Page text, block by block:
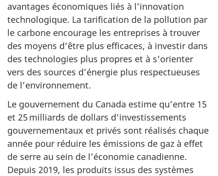
avantages économiques liés à l’innovation
technologique. La tarification de la pollution par
le carbone encourage les entreprises à trouver
des moyens d’être plus efficaces, à investir dans
des technologies plus propres et à s’orienter
vers des sources d’énergie plus respectueuses
de l’environnement.
Le gouvernement du Canada estime qu’entre 15
et 25 milliards de dollars d’investissements
gouvernementaux et privés sont réalisés chaque
année pour réduire les émissions de gaz à effet
de serre au sein de l’économie canadienne.
Depuis 2019, les produits issus des systèmes